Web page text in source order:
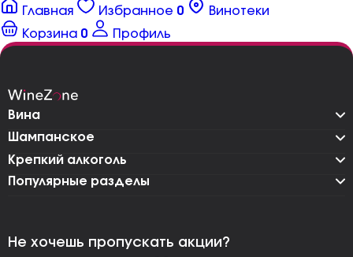
Главная Избранное 0
Винотеки
Корзина 0 Профиль
Вина
Шампанское
Крепкий алкоголь
Популярные разделы
Не хочешь пропускать акции?